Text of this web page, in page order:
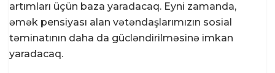
artımları üçün baza yaradacaq. Eyni zamanda,
əmək pensiyası alan vətəndaşlarımızın sosial
təminatının daha da gücləndirilməsinə imkan
yaradacaq.